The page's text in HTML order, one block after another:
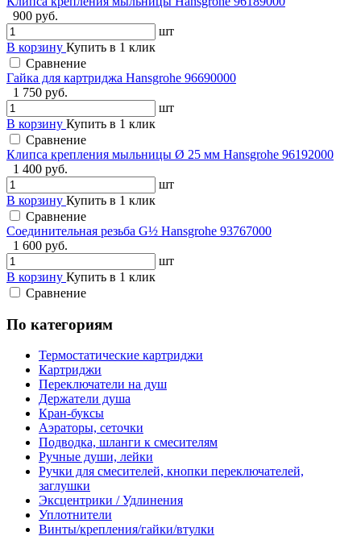
900 руб.
шт
В корзину Купить в 1 клик
Сравнение
Гайка для картриджа Hansgrohe 96690000
1 750 руб.
шт
В корзину Купить в 1 клик
Сравнение
Клипса крепления мыльницы Ø 25 мм Hansgrohe 96192000
1 400 руб.
шт
В корзину Купить в 1 клик
Сравнение
Cоединительная резьба G½ Hansgrohe 93767000
1 600 руб.
шт
В корзину Купить в 1 клик
Сравнение
По категориям
Термостатические картриджи
Картриджи
Переключатели на душ
Держатели душа
Кран-буксы
Аэраторы, сеточки
Подводка, шланги к смесителям
Ручные души, лейки
Ручки для смесителей, кнопки переключателей,
заглушки
Эксцентрики / Удлинения
Уплотнители
Винты/крепления/гайки/втулки